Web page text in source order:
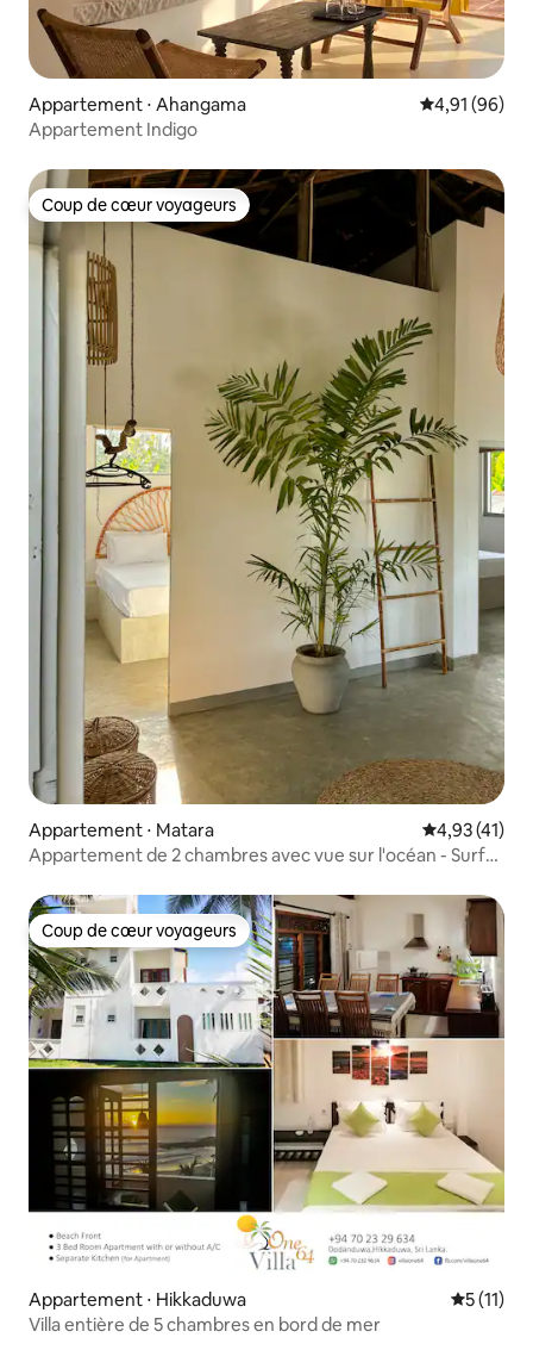
Appartement ⋅ Ahangama Évaluation
4,91 (96)
Appartement Indigo
Coup de cœur voyageurs
Coup de cœur voyageurs
Appartement ⋅ Matara Évaluation
4,93 (41)
Appartement de 2 chambres avec vue sur l'océan - Surf
Coup de cœur voyageurs
Coup de cœur voyageurs
Appartement ⋅ Hikkaduwa
5 (11)
Villa entière de 5 chambres en bord de mer